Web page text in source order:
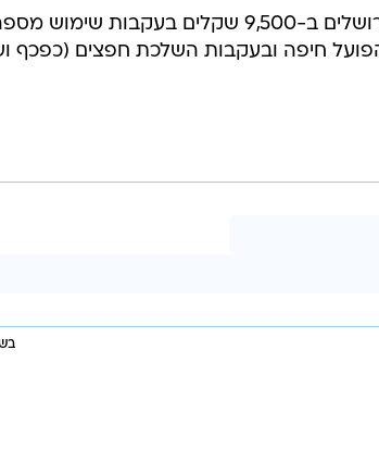
בנוסף לכך נקנסה בית"ר ירושלים ב-9,500 שקלים
הפועל חיפה ובעקבות השלכת חפצים (כפכף